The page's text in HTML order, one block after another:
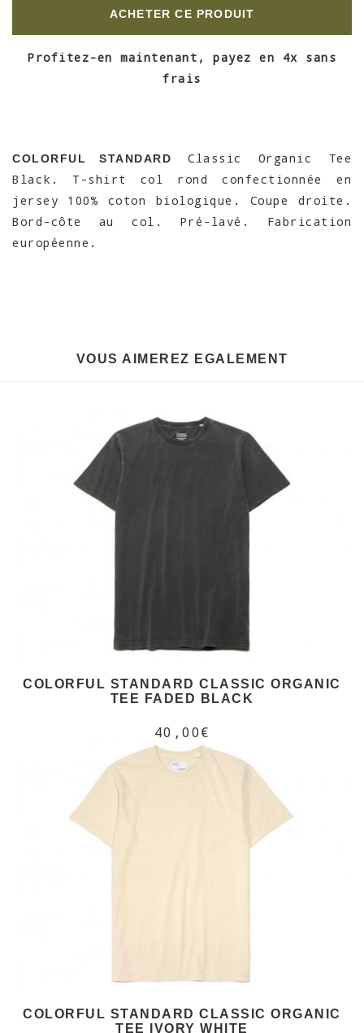
ACHETER CE PRODUIT
Profitez-en maintenant, payez en 4x sans
frais
COLORFUL STANDARD
Classic Organic Tee
Black. T-shirt col rond confectionnée en
jersey 100% coton biologique. Coupe droite.
Bord-côte au col. Pré-lavé. Fabrication
européenne.
VOUS AIMEREZ EGALEMENT
COLORFUL STANDARD CLASSIC ORGANIC
TEE FADED BLACK
40,00€
COLORFUL STANDARD CLASSIC ORGANIC
TEE IVORY WHITE